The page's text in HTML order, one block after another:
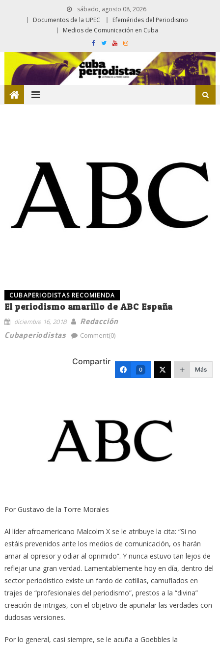
sábado, agosto 08, 2026
Documentos de la UPEC
Efemérides del Periodismo
Medios de Comunicación en Cuba
CUBAPERIODISTAS RECOMIENDA
El periodismo amarillo de ABC España
diciembre 16, 2018
Redacción
Cubaperiodistas
Comment(0)
Compartir
0 Más
Por Gustavo de la Torre Morales
Al líder afroamericano Malcolm X se le atribuye la cita: “Si no
estáis prevenidos ante los medios de comunicación, os harán
amar al opresor y odiar al oprimido”. Y nunca estuvo tan lejos de
reflejar una gran verdad. Lamentablemente hoy en día, dentro del
sector periodístico existe un fardo de cotillas, camuflados en
trajes de “profesionales del periodismo”, prestos a la “divina”
creación de intrigas, con el objetivo de apuñalar las verdades con
dudosas versiones.
Por lo general, casi siempre, se le acuña a Goebbles la